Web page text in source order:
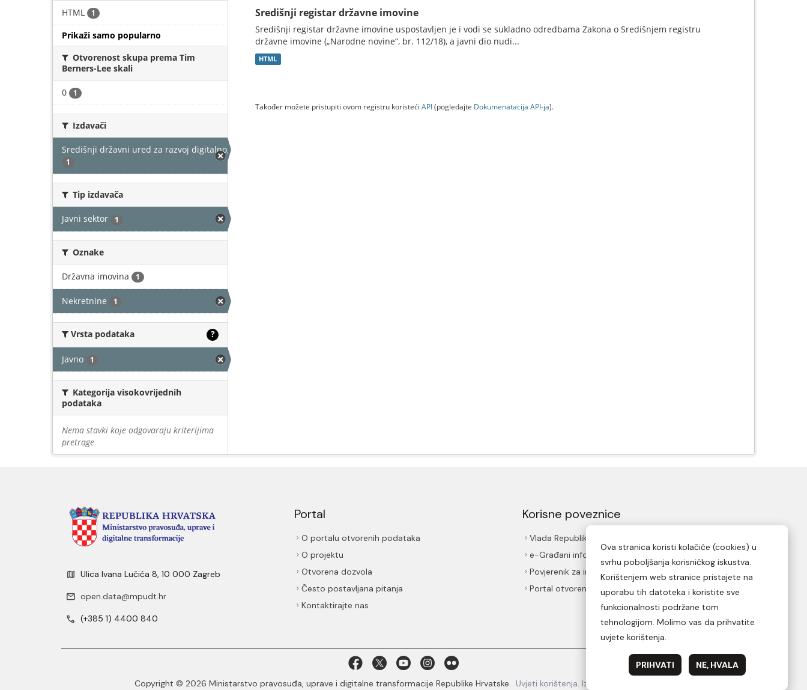
HTML 1
Prikaži samo popularno
Otvorenost skupa prema Tim
Berners-Lee skali
0 1
Izdavači
Središnji državni ured za razvoj digitalnog društva (NEAKTIVAN)
1
Tip izdavača
Javni sektor 1
Oznake
Državna imovina 1
Nekretnine 1
Vrsta podataka ?
Javno 1
Kategorija visokovrijednih
podataka
Nema stavki koje odgovaraju kriterijima
pretrage
Središnji registar državne imovine
Središnji registar državne imovine uspostavljen je i vodi se sukladno odredbama Zakona o Središnjem registru
državne imovine („Narodne novine“, br. 112/18), a javni dio nudi...
HTML
Također možete pristupiti ovom registru koristeći API(pogledajte Dokumenаtаcijа API-jа).